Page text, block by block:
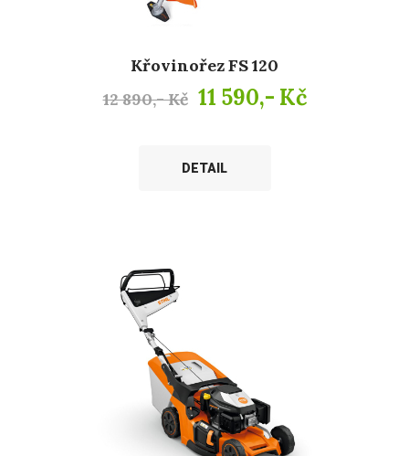
Křovinořez FS 120
12 890,- Kč 11 590,- Kč
DETAIL